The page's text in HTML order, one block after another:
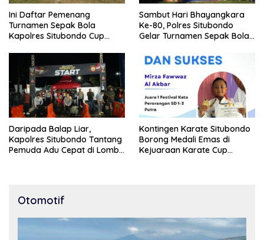
Ini Daftar Pemenang
Turnamen Sepak Bola
Kapolres Situbondo Cup
10 Tahun
Sambut Hari Bhayangkara
Ke-80, Polres Situbondo
Gelar Turnamen Sepak Bola
Daripada Balap Liar,
Kapolres Situbondo Tantang
Pemuda Adu Cepat di Lomba
Kontingen Karate Situbondo
Borong Medali Emas di
Kejuaraan Karate Cup
Otomotif